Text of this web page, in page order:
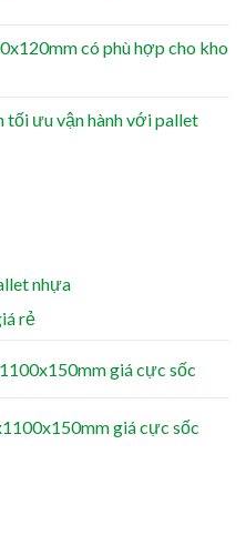
có phù hợp cho kho
tối ưu vận hành với pallet
nhựa
rẻ
giá cực sốc
giá cực sốc